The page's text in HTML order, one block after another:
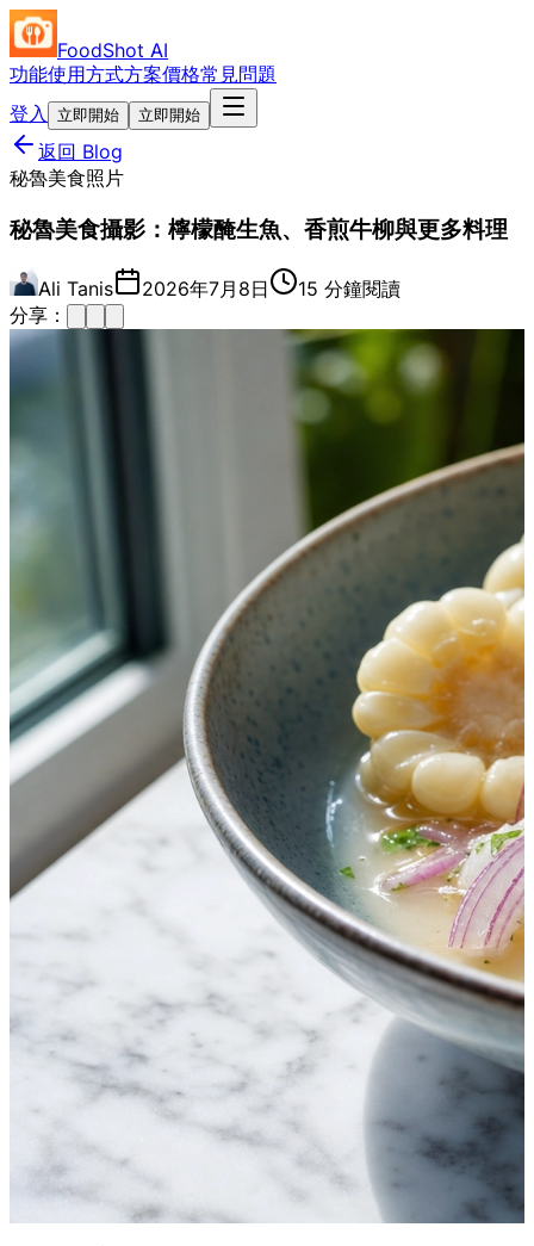
FoodShot AI
功能使用方式方案價格常見問題
登入
立即開始 立即開始
返回 Blog
秘魯美食照片
秘魯美食攝影：檸檬醃生魚、香煎牛柳與更多料理
Ali Tanis 2026年7月8日
15 分鐘閱讀
分享：